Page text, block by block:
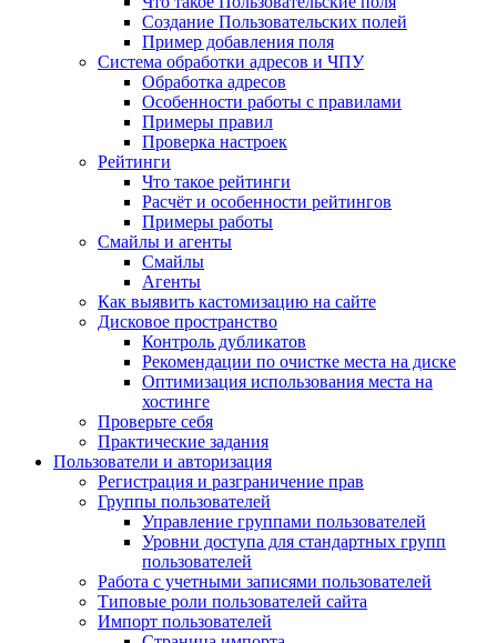
Создание Пользовательских полей
Пример добавления поля
Система обработки адресов и ЧПУ
Обработка адресов
Особенности работы с правилами
Примеры правил
Проверка настроек
Рейтинги
Что такое рейтинги
Расчёт и особенности рейтингов
Примеры работы
Смайлы и агенты
Смайлы
Агенты
Как выявить кастомизацию на сайте
Дисковое пространство
Контроль дубликатов
Рекомендации по очистке места на диске
Оптимизация использования места на
хостинге
Проверьте себя
Практические задания
Пользователи и авторизация
Регистрация и разграничение прав
Группы пользователей
Управление группами пользователей
Уровни доступа для стандартных групп
пользователей
Работа с учетными записями пользователей
Типовые роли пользователей сайта
Импорт пользователей